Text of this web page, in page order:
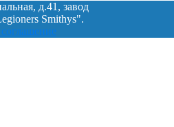
д.41, завод
Smithys".
соглашение